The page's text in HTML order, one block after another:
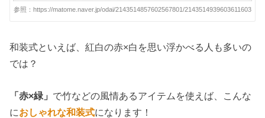
参照：https://matome.naver.jp/odai/2143514857602567801/2143514939603611603
和装式といえば、紅白の赤×白を思い浮かべる人も多いの
では？
「赤×緑」 で竹などの風情あるアイテムを使えば、こんな
におしゃれな和装式になります！